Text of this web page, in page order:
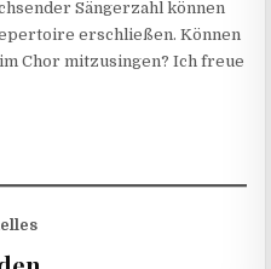
Sängerzahl können
erschließen. Können
Chor mitzusingen? Ich freue